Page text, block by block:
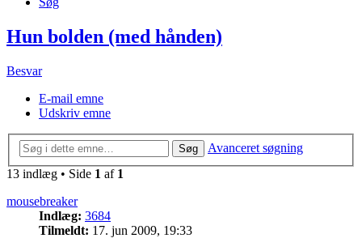
Hun bolden (med hånden)
Besvar
E-mail emne
Udskriv emne
Søg
Avanceret søgning
13 indlæg • Side 1 af 1
mousebreaker
Indlæg: 3684
Tilmeldt: 17. jun 2009, 19:33